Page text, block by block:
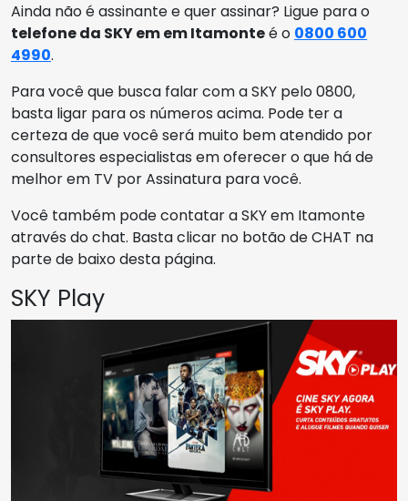
Ainda não é assinante e quer assinar? Ligue para o
telefone da SKY em em Itamonteé o 0800 600
4990.
Para você que busca falar com a SKY pelo 0800,
basta ligar para os números acima. Pode ter a
certeza de que você será muito bem atendido por
consultores especialistas em oferecer o que há de
melhor em TV por Assinatura para você.
Você também pode contatar a SKY em Itamonte
através do chat. Basta clicar no botão de CHAT na
parte de baixo desta página.
SKY Play